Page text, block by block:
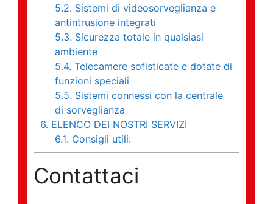
5.2. Sistemi di videosorveglianza e
antintrusione integrati
5.3. Sicurezza totale in qualsiasi
ambiente
5.4. Telecamere sofisticate e dotate di
funzioni speciali
5.5. Sistemi connessi con la centrale
di sorveglianza
6. ELENCO DEI NOSTRI SERVIZI
6.1. Consigli utili:
Contattaci